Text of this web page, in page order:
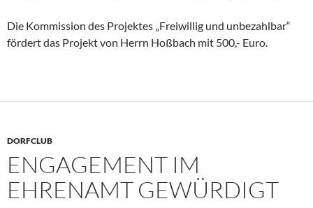
Die Kommission des Projektes „Freiwillig und unbezahlbar“
fördert das Projekt von Herrn Hoßbach mit 500,- Euro.
DORFCLUB
ENGAGEMENT IM
EHRENAMT GEWÜRDIGT